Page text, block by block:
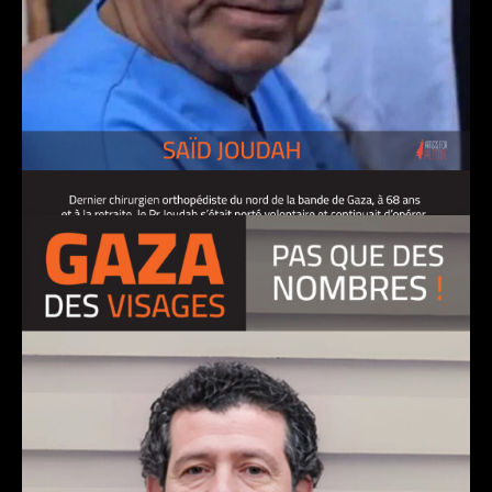
SAïD JOUDAH, chirurgien orthopédiste
21 janvier 2025